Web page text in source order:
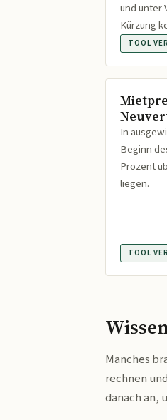
und unter
Kürzung
TOOL
In
Beginn
Prozent
liegen.
TOOL
Manches
rechnen
danach an,